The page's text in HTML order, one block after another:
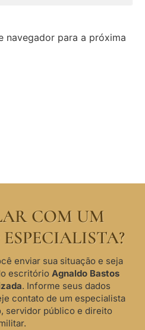
navegador para a próxima
COM UM
enviar sua situação e seja
escritório Agnaldo Bastos
. Informe seus dados
contato de um especialista
servidor público e direito